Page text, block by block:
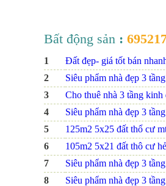
Bất động sản :
1 Đất đẹp- giá tốt bán
2
Siêu phẩm nhà đẹp 3
3
Cho thuê nhà 3 tầng
4
Siêu phẩm nhà đẹp 3
5
125m2 5x25 đất thổ cư
6
105m2 5x21 đất thô cư
7
Siêu phẩm nhà đẹp 3
8
Siêu phẩm nhà đẹp 3